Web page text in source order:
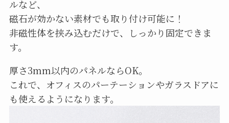
ルなど、
磁石が効かない素材でも取り付け可能に！
非磁性体を挟み込むだけで、しっかり固定できま
す。
厚さ3mm以内のパネルならOK。
これで、オフィスのパーテーションやガラスドアに
も使えるようになります。